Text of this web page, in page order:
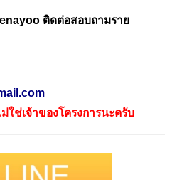
ติดต่อสอบถามราย
ใช่เจ้าของโครงการนะครับ